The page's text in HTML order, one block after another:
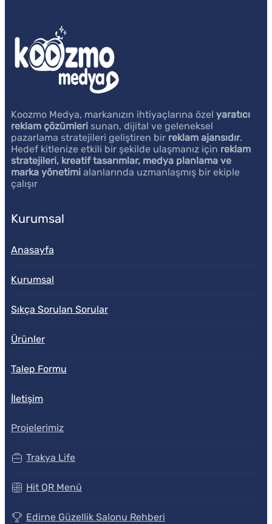
Koozmo Medya, markanızın ihtiyaçlarına özel yaratıcı
reklam çözümleri sunan, dijital ve geleneksel
pazarlama stratejileri geliştiren bir reklam ajansıdır.
Hedef kitlenize etkili bir şekilde ulaşmanız için reklam
stratejileri, kreatif tasarımlar, medya planlama ve
marka yönetimi alanlarında uzmanlaşmış bir ekiple
çalışır
Kurumsal
Anasayfa
Kurumsal
Sıkça Sorulan Sorular
Ürünler
Talep Formu
İletişim
Projelerimiz
Trakya Life
Hit QR Menü
Edirne Güzellik Salonu Rehberi